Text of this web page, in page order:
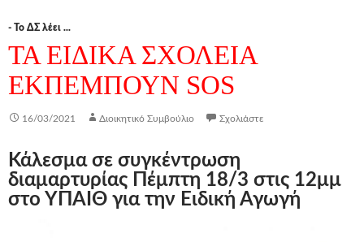
- Το ΔΣ λέει ...
ΤΑ ΕΙΔΙΚΑ ΣΧΟΛΕΙΑ
ΕΚΠΕΜΠΟΥΝ SOS
16/03/2021 Διοικητικό Συμβούλιο Σχολιάστε
Κάλεσμα σε συγκέντρωση
διαμαρτυρίας Πέμπτη 18/3 στις 12μμ
στο ΥΠΑΙΘ για την Ειδική Αγωγή